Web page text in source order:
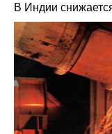
В Индии